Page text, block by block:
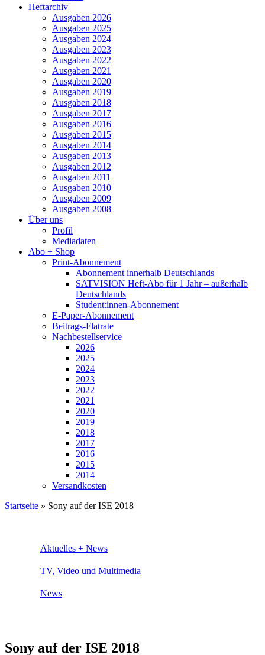
Heftarchiv
Ausgaben 2026
Ausgaben 2025
Ausgaben 2024
Ausgaben 2023
Ausgaben 2022
Ausgaben 2021
Ausgaben 2020
Ausgaben 2019
Ausgaben 2018
Ausgaben 2017
Ausgaben 2016
Ausgaben 2015
Ausgaben 2014
Ausgaben 2013
Ausgaben 2012
Ausgaben 2011
Ausgaben 2010
Ausgaben 2009
Ausgaben 2008
Über uns
Profil
Mediadaten
Abo + Shop
Print-Abonnement
Abonnement innerhalb Deutschlands
SATVISION Heft-Abo für 1 Jahr – außerhalb
Deutschlands
Student:innen-Abonnement
E-Paper-Abonnement
Beitrags-Flatrate
Nachbestellservice
2026
2025
2024
2023
2022
2021
2020
2019
2018
2017
2016
2015
2014
Versandkosten
Startseite » Sony auf der ISE 2018
Aktuelles + News
TV, Video und Multimedia
News
Sony auf der ISE 2018